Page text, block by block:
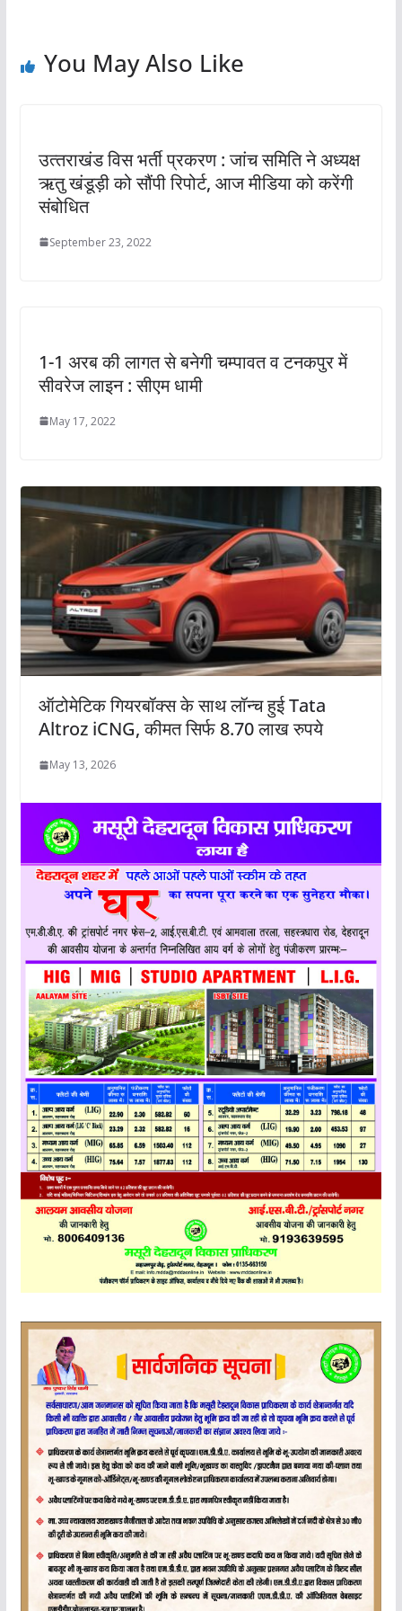
You May Also Like
उत्‍तराखंड विस भर्ती प्रकरण : जांच समिति ने अध्यक्ष
ऋतु खंडूड़ी को सौंपी रिपोर्ट, आज मीडिया को करेंगी
संबोधित
September 23, 2022
1-1 अरब की लागत से बनेगी चम्पावत व टनकपुर में
सीवरेज लाइन : सीएम धामी
May 17, 2022
ऑटोमेटिक गियरबॉक्स के साथ लॉन्च हुई Tata
Altroz iCNG, कीमत सिर्फ 8.70 लाख रुपये
May 13, 2026